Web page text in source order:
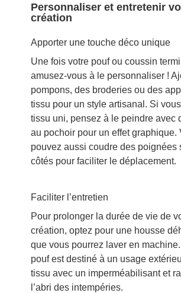
Personnaliser et entretenir
création
Apporter une touche déco unique
Une fois votre pouf ou coussin
amusez-vous à le personnaliser !
pompons, des broderies ou des
tissu pour un style artisanal. Si
tissu uni, pensez à le peindre avec
au pochoir pour un effet graphique.
pouvez aussi coudre des poignées
côtés pour faciliter le déplacement.
Faciliter l’entretien
Pour prolonger la durée de vie de
création, optez pour une housse
que vous pourrez laver en
pouf est destiné à un usage
tissu avec un imperméabilisant et
l’abri des intempéries.